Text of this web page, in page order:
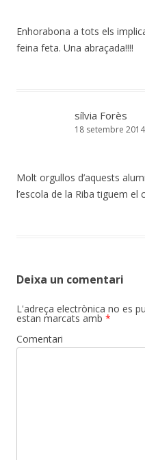
Enhorabona a tots els
feina feta. Una abraçada!!!!
sílvia Forès
18 setembre
Molt orgullos d’aquests
l’escola de la Riba tiguem el
Deixa un comentari
L'adreça electrònica no es
estan marcats amb *
Comentari